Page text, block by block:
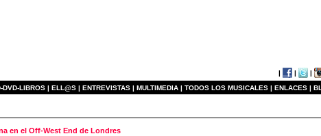
| | |
DVD-LIBROS | ELL@S | ENTREVISTAS | MULTIMEDIA | TODOS LOS MUSICALES | ENLACES |
en el Off-West End de Londres